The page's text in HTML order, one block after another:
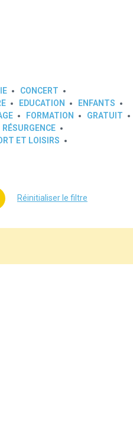
CONCERT
EDUCATION
ENFANTS
FORMATION
GRATUIT
RÉSURGENCE
ET LOISIRS
Réinitialiser le filtre